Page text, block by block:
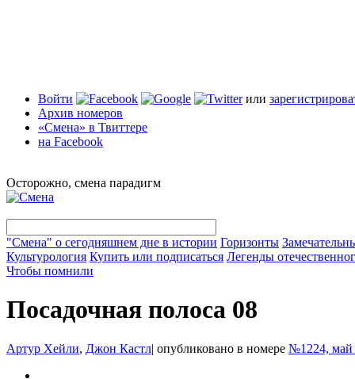
Войти или
Архив номеров
«Смена» в Твиттере
на Facebook
Осторожно, смена парадигм
"Смена" о сегодняшнем дне в истории Горизонты
Культурология Купить или подписаться Легенды
Чтобы помнили
Посадочная полоса 08
Артур Хейли, Джон Кастл| опубликовано в номере №1224, май